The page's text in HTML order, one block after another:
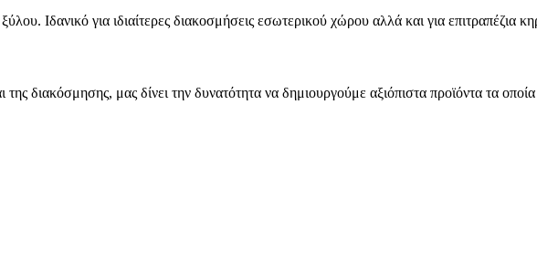
Ιδανικό για ιδιαίτερες διακοσμήσεις εσωτερικού χώρου αλλά και για επιτραπέζια
διακόσμησης, μας δίνει την δυνατότητα να δημιουργούμε αξιόπιστα προϊόντα τα